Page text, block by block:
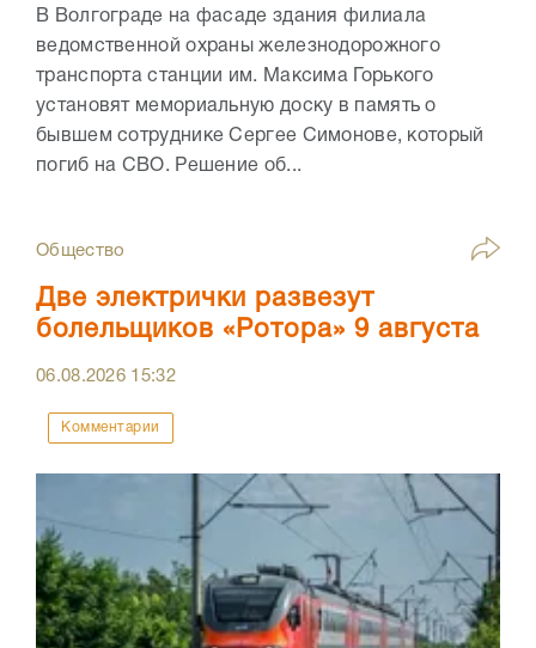
В Волгограде на фасаде здания филиала
ведомственной охраны железнодорожного
транспорта станции им. Максима Горького
установят мемориальную доску в память о
бывшем сотруднике Сергее Симонове, который
погиб на СВО. Решение об...
Общество
Две электрички развезут
болельщиков «Ротора» 9 августа
06.08.2026 15:32
Комментарии